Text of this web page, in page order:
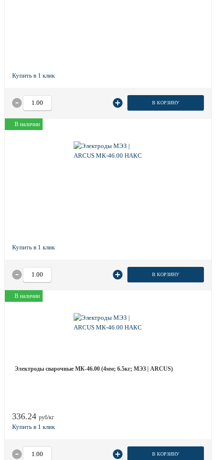
В КОРЗИНУ
В наличии
В КОРЗИНУ
В наличии
Электроды сварочные МК-46.00 (4мм; 6.5кг; МЭЗ | ARCUS)
336.24 руб/кг
В КОРЗИНУ